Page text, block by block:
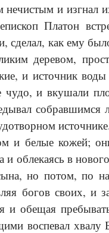
нечистым и изгнал
Платон
сделал, как ему
деревом,
и источ­ник
чудо, и вкушали
собравшимся
и белые кожей;
и облекаясь в
но потом, по
богов своих, и
и обещая
воспевал